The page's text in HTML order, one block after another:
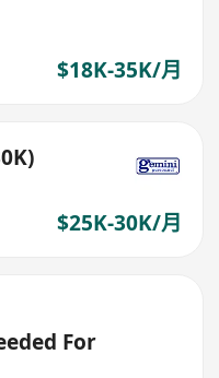
$18K-35K/月
$25K-30K/月
For